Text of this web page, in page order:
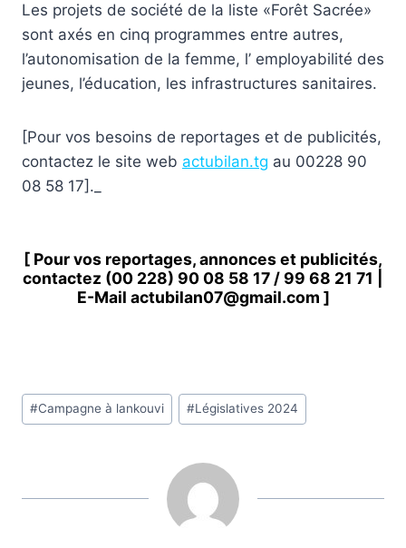
Les projets de société de la liste «Forêt Sacrée»
sont axés en cinq programmes entre autres,
l’autonomisation de la femme, l’ employabilité des
jeunes, l’éducation, les infrastructures sanitaires.
[Pour vos besoins de reportages et de publicités,
contactez le site web actubilan.tg au 00228 90
08 58 17]._
[ Pour vos reportages, annonces et publicités,
contactez (00 228) 90 08 58 17 / 99 68 21 71
E-Mail actubilan07@gmail.com ]
Étiquettes
de
#Campagne à lankouvi #Législatives 2024